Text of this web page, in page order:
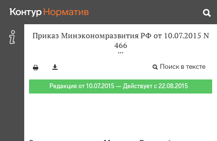
Приказ Минэкономразвития РФ от 10.07.2015 N
466
Поиск в тексте
Редакция от 10.07.2015 — Действует с 22.08.2015